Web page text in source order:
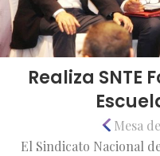
Realiza SNTE
Mesa
El Sindicato Nacional